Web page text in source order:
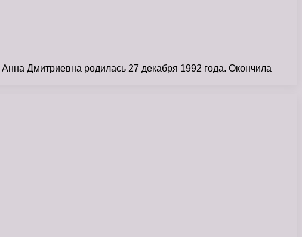
Дмитриевна родилась 27 декабря 1992 года. Окончила